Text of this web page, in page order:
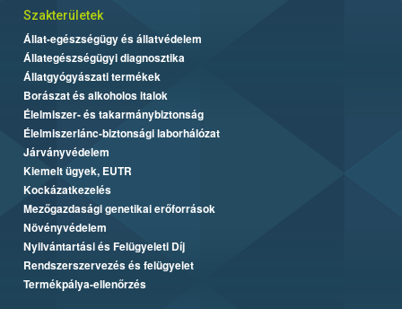
Szakterületek
Állat-egészségügy és állatvédelem
Állategészségügyi diagnosztika
Állatgyógyászati termékek
Borászat és alkoholos italok
Élelmiszer- és takarmánybiztonság
Élelmiszerlánc-biztonsági laborhálózat
Járványvédelem
Kiemelt ügyek, EUTR
Kockázatkezelés
Mezőgazdasági genetikai erőforrások
Növényvédelem
Nyilvántartási és Felügyeleti Díj
Rendszerszervezés és felügyelet
Termékpálya-ellenőrzés